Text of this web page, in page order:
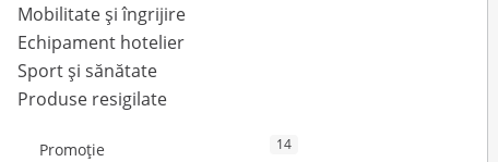
Mobilitate și îngrijire
Echipament hotelier
Sport și sănătate
Produse resigilate
Promoție 14